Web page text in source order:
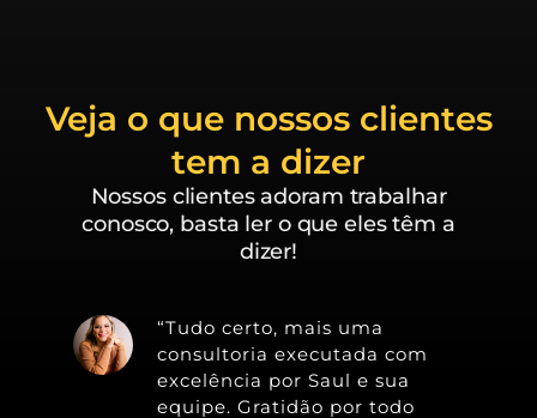
Veja o que nossos clientes
tem a dizer
Nossos clientes adoram trabalhar
conosco, basta ler o que eles têm a
dizer!
“Tudo certo, mais uma
consultoria executada com
excelência por Saul e sua
equipe. Gratidão por todo